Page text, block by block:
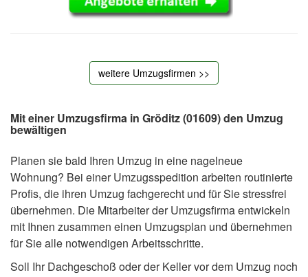
weitere Umzugsfirmen >>
Mit einer Umzugsfirma in Gröditz (01609) den Umzug
bewältigen
Planen sie bald Ihren Umzug in eine nagelneue
Wohnung? Bei einer Umzugsspedition arbeiten routinierte
Profis, die ihren Umzug fachgerecht und für Sie stressfrei
übernehmen. Die Mitarbeiter der Umzugsfirma entwickeln
mit Ihnen zusammen einen Umzugsplan und übernehmen
für Sie alle notwendigen Arbeitsschritte.
Soll Ihr Dachgeschoß oder der Keller vor dem Umzug noch